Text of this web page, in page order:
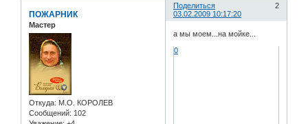
Поделиться
2
03.02.2009 10:17:20
ПОЖАРНИК
Мастер
Откуда: М.О. КОРОЛЕВ
Сообщений: 102
а мы моем...на мойке...
0